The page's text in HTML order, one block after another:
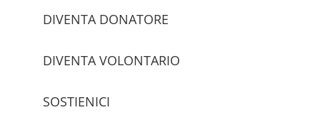
DIVENTA DONATORE
DIVENTA VOLONTARIO
SOSTIENICI